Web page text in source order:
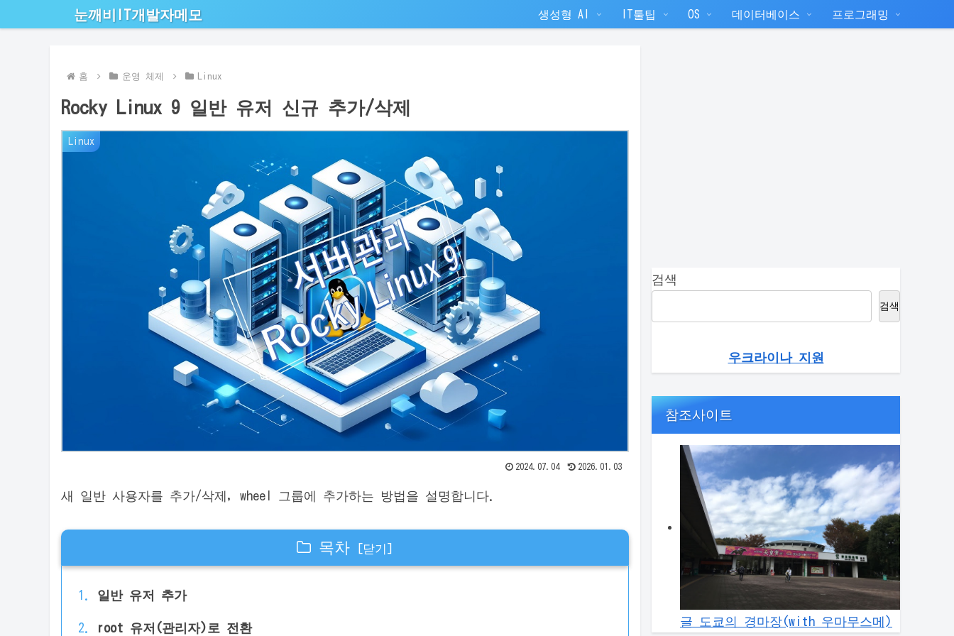
눈깨비IT개발자메모 생성형 AI IT툴팁 OS 데이터베이스 프로그래밍
홈 운영 체제 Linux
Rocky Linux 9 일반 유저 신규 추가/삭제
Linux
2024.07.04 2026.01.03
새 일반 사용자를 추가/삭제, wheel 그룹에 추가하는 방법을 설명합니다.
목차
일반 유저 추가
root 유저(관리자)로 전환
검색
검색
우크라이나 지원
참조사이트
글 도쿄의 경마장(with 우마무스메)